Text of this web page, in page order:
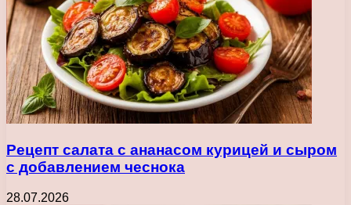
Рецепт салата с ананасом курицей и сыром
с добавлением чеснока
28.07.2026